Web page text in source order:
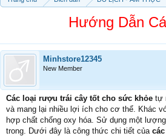
Hướng Dẫn
Minhstore12345
New Member
Các loại rượu trái cây tốt cho sức khỏe tự
và mang lại nhiều lợi ích cho cơ thể. Khác
hợp chất chống oxy hóa. Sử dụng một
trong. Dưới đây là công thức chi tiết của